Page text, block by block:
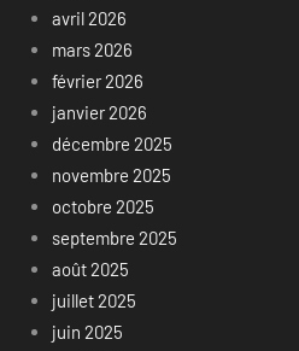
avril 2026
mars 2026
février 2026
janvier 2026
décembre 2025
novembre 2025
octobre 2025
septembre 2025
août 2025
juillet 2025
juin 2025